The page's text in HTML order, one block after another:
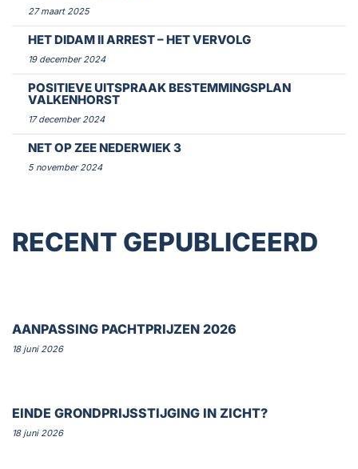
27 maart 2025
HET DIDAM II ARREST – HET VERVOLG
19 december 2024
POSITIEVE UITSPRAAK BESTEMMINGSPLAN
VALKENHORST
17 december 2024
NET OP ZEE NEDERWIEK 3
5 november 2024
RECENT GEPUBLICEERD
AANPASSING PACHTPRIJZEN 2026
18 juni 2026
EINDE GRONDPRIJSSTIJGING IN ZICHT?
18 juni 2026